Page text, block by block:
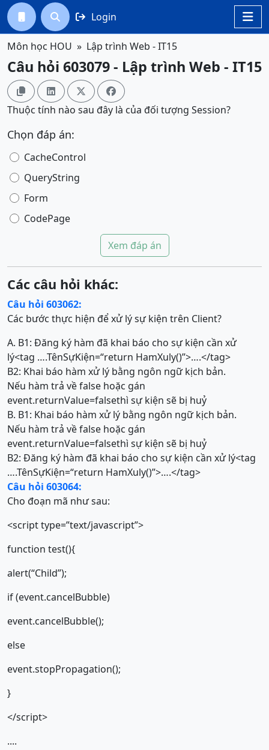

  Login
Môn học HOU Lập trình Web - IT15
Câu hỏi 603079 - Lập trình Web - IT15
   
Thuộc tính nào sau đây là của đối tượng Session?
Chọn đáp án:
CacheControl
QueryString
Form
CodePage
Xem đáp án
Các câu hỏi khác:
Câu hỏi 603062:
Các bước thực hiện để xử lý sự kiện trên Client?
A. B1: Đăng ký hàm đã khai báo cho sự kiện cần xử
lý<tag ….TênSựKiện=“return HamXuly()”>….</tag>
B2: Khai báo hàm xử lý bằng ngôn ngữ kịch bản.
Nếu hàm trả về false hoặc gán
event.returnValue=falsethì sự kiện sẽ bị huỷ
B. B1: Khai báo hàm xử lý bằng ngôn ngữ kịch bản.
Nếu hàm trả về false hoặc gán
event.returnValue=falsethì sự kiện sẽ bị huỷ
B2: Đăng ký hàm đã khai báo cho sự kiện cần xử lý<tag
….TênSựKiện=“return HamXuly()”>….</tag>
Câu hỏi 603064:
Cho đoạn mã như sau:
<script type=”text/javascript”>
function test(){
alert(“Child”);
if (event.cancelBubble)
event.cancelBubble();
else
event.stopPropagation();
}
</script>
....